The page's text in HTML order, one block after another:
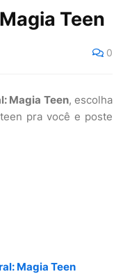
Teen
0
Magia Teen, escolha
pra você e poste
Magia Teen